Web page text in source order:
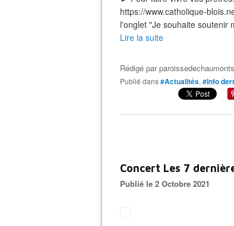
https://www.catholique-
l'onglet "Je souhaite soutenir
Lire la suite
Rédigé par
Publié dans#Actualités, #Info
Concert Les 7
Publié le 2 Octobre 2021